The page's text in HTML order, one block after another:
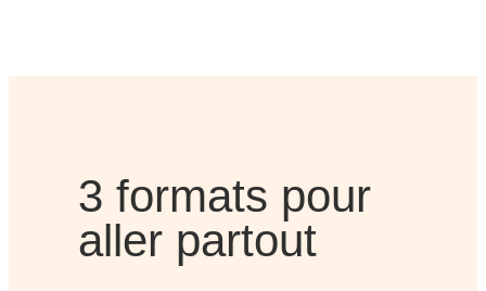
3 formats pour
aller partout